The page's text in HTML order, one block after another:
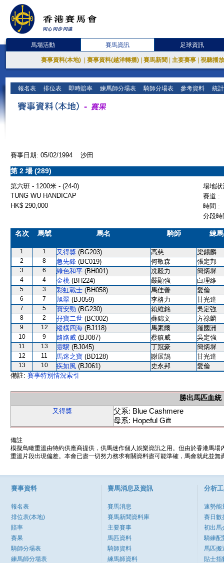
馬場活動 賽馬資訊 足球資訊
賽事資料(本地) 賽事資料(越洋轉播) 賽馬新聞 主要賽事 視聽播
報名表 排位表 即時賠率 練馬師分場表 騎師分場表 參考資料 統
賽事日期: 05/02/1994 沙田
第 2 場 (289)
第六班 - 1200米 - (24-0)
場地
TUNG WU HANDICAP
賽道 :
HK$ 290,000
時間 :
分段
名次 馬號 馬名 騎師 練
1 1 又得獎 (BG203) 高慈 梁錫麟
2 8 急先鋒 (BC019) 何敬森 張定邦
3 6 綠色和平 (BH001) 冼毅力 簡炳墀
4 4 金桃 (BH224) 嚴顯強 白理維
5 3 彩虹戰士 (BH058) 馬佳善 愛倫
6 7 旭翠 (BJ059) 李格力 甘光達
7 5 寶安勁 (BG230) 賴維銘 吳定強
8 2 孖寶二世 (BC002) 蘇錦文 方祿麟
9 12 縱橫四海 (BJ118) 馬素爾 羅國洲
10 9 路路威 (BJ087) 蔡鎮威 吳定強
11 13 靈驥 (BJ045) 丁冠豪 簡炳墀
12 11 馬迷之寶 (BD128) 謝展鵠 甘光達
13 10 疾如風 (BJ061) 史永邦
愛倫
備註: 賽事特別情況索引
勝出馬匹血統
又得獎
父系: Blue Cashmere
母系: Hopeful Gift
備註
模擬鳥瞰重溫由特約供應商提供，供馬迷作個人娛樂資訊之用。但由於香港馬
重溫片段出現偏差。本會已盡一切努力務求有關資料盡可能準確，馬會就此並
賽事資料
報名表
排位表(本地)
賠率
賽果
騎師分場表
練馬師分場表
賽馬消息及資訊
賽馬消息
賽馬新聞資料庫
主要賽事
馬匹資料
騎師資料
練馬師資料
分析
速勢能
賽日數
初出馬
騎練配
馬匹搬
貼士指